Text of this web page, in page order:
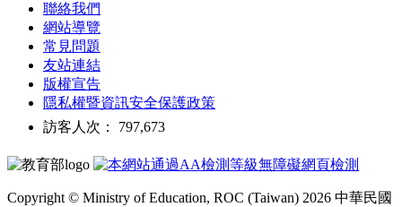
聯絡我們
網站導覽
常見問題
友站連結
版權宣告
隱私權暨資訊安全保護政策
訪客人次： 797,673
Copyright © Ministry of Education, ROC (Taiwan) 2026 中華民國